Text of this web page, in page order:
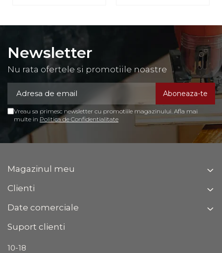
Newsletter
Nu rata ofertele si promotiile noastre
Vreau sa primesc newsletter cu promotiile magazinului. Afla mai
multe in Politica de Confidentialitate
Magazinul meu
Clienti
Date comerciale
Suport clienti
10-18